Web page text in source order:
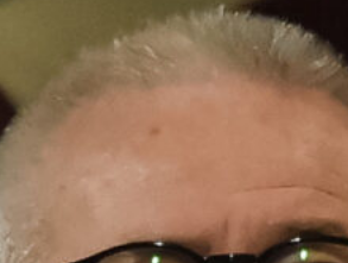
Ripescaggio in Serie
speranza è legata
28 Maggio 2026
Futuro Bari, Leccese
“Serve un piano